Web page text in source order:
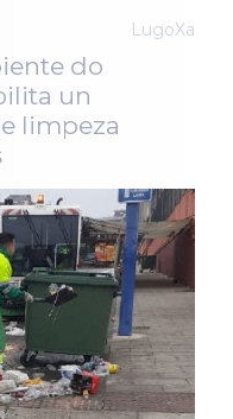
LugoXa
do
un
limpeza